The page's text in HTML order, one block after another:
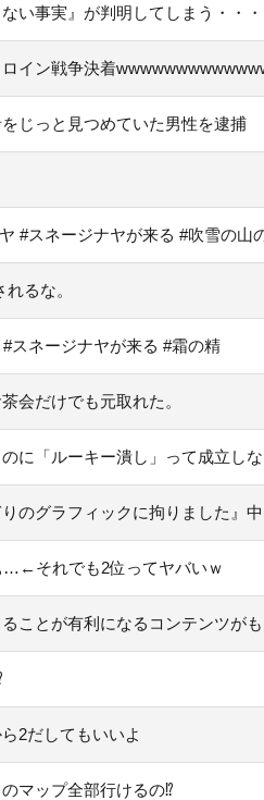
い事実』が判明してしまう・・・
イン戦争決着
じっと見つめていた男性を逮捕
#スネージナヤが来る #吹雪の山
るな。
スネージナヤが来る #霜の精
会だけでも元取れた。
に「ルーキー潰し」って成立し
のグラフィックに拘りました』
…←それでも2位ってヤバいｗ
ことが有利になるコンテンツが
2だしてもいいよ
マップ全部行けるの⁉